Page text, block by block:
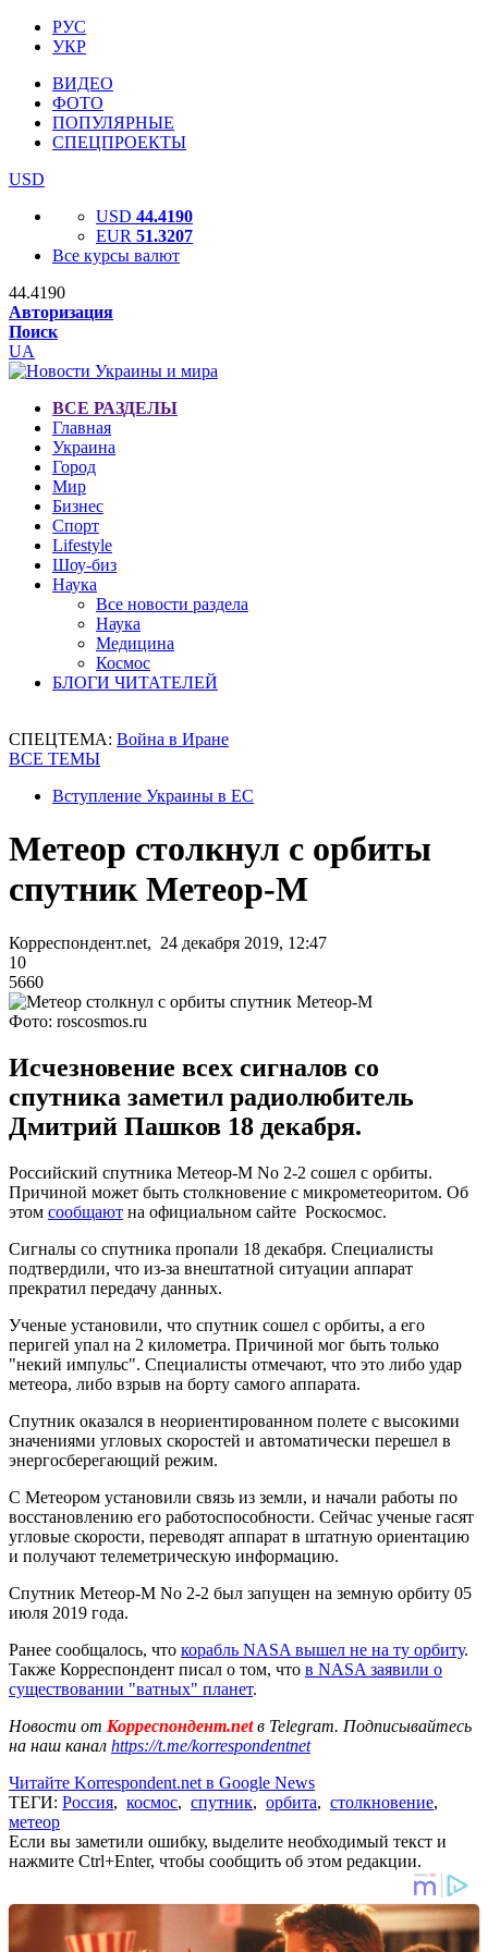
РУС
УКР
ВИДЕО
ФОТО
ПОПУЛЯРНЫЕ
СПЕЦПРОЕКТЫ
USD
USD 44.4190
EUR 51.3207
Все курсы валют
44.4190
Авторизация
Поиск
UA
ВСЕ РАЗДЕЛЫ
Главная
Украина
Город
Мир
Бизнес
Спорт
Lifestyle
Шоу-биз
Наука
Все новости раздела
Наука
Медицина
Космос
БЛОГИ ЧИТАТЕЛЕЙ
СПЕЦТЕМА: Война в Иране
ВСЕ ТЕМЫ
Вступление Украины в ЕС
Метеор столкнул с орбиты
спутник Метеор-М
Корреспондент.net, 24 декабря 2019, 12:47
10
5660
Фото: roscosmos.ru
Исчезновение всех сигналов со
спутника заметил радиолюбитель
Дмитрий Пашков 18 декабря.
Российский спутника Метеор-М No 2-2 сошел с орбиты.
Причиной может быть столкновение с микрометеоритом. Об
этом сообщают на официальном сайте Роскосмос.
Сигналы со спутника пропали 18 декабря. Специалисты
подтвердили, что из-за внештатной ситуации аппарат
прекратил передачу данных.
Ученые установили, что спутник сошел с орбиты, а его
перигей упал на 2 километра. Причиной мог быть только
"некий импульс". Специалисты отмечают, что это либо удар
метеора, либо взрыв на борту самого аппарата.
Спутник оказался в неориентированном полете с высокими
значениями угловых скоростей и автоматически перешел в
энергосберегающий режим.
С Метеором установили связь из земли, и начали работы по
восстановлению его работоспособности. Сейчас ученые гасят
угловые скорости, переводят аппарат в штатную ориентацию
и получают телеметрическую информацию.
Спутник Метеор-М No 2-2 был запущен на земную орбиту 05
июля 2019 года.
Ранее сообщалось, что корабль NASA вышел не на ту орбиту.
Также Корреспондент писал о том, что в NASA заявили о
существовании "ватных" планет.
Новости от Корреспондент.netв Telegram. Подписывайтесь
на наш канал https://t.me/korrespondentnet
Читайте Korrespondent.net в Google News
ТЕГИ: Россия, космос, спутник, орбита, столкновение,
метеор
Если вы заметили ошибку, выделите необходимый текст и
нажмите Ctrl+Enter, чтобы сообщить об этом редакции.